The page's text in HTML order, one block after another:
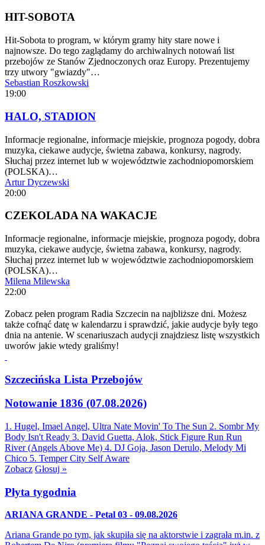
HIT-SOBOTA
Hit-Sobota to program, w którym gramy hity stare nowe i
najnowsze. Do tego zaglądamy do archiwalnych notowań list
przebojów ze Stanów Zjednoczonych oraz Europy. Prezentujemy
trzy utwory "gwiazdy"…
Sebastian Roszkowski
19:00
HALO, STADION
Informacje regionalne, informacje miejskie, prognoza pogody, dobra
muzyka, ciekawe audycje, świetna zabawa, konkursy, nagrody.
Słuchaj przez internet lub w województwie zachodniopomorskiem
(POLSKA)…
Artur Dyczewski
20:00
CZEKOLADA NA WAKACJE
Informacje regionalne, informacje miejskie, prognoza pogody, dobra
muzyka, ciekawe audycje, świetna zabawa, konkursy, nagrody.
Słuchaj przez internet lub w województwie zachodniopomorskiem
(POLSKA)…
Milena Milewska
22:00
Zobacz pełen program Radia Szczecin na najbliższe dni. Możesz
także cofnąć datę w kalendarzu i sprawdzić, jakie audycje były tego
dnia na antenie. W scenariuszach audycji znajdziesz listę wszystkich
uworów jakie wtedy graliśmy!
Szczecińska Lista Przebojów
Notowanie 1836 (07.08.2026)
1. Hugel, Imael Angel, Ultra Nate Movin' To The Sun 2. Sombr My
Body Isn't Ready 3. David Guetta, Alok, Stick Figure Run Run
River (Angels Above Me) 4. DJ Goja, Jason Derulo, Melody Mi
Chico 5. Temper City Self Aware
Zobacz Głosuj »
Płyta tygodnia
ARIANA GRANDE - Petal 03 - 09.08.2026
Ariana Grande po tym, jak skupiła się na aktorstwie i zagrała m.in. z